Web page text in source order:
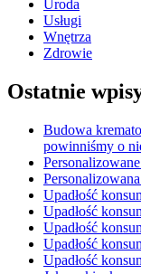
Uroda
Usługi
Wnętrza
Zdrowie
Ostatnie
Budowa
powinniśmy o
Upadłość
Upadłość
Upadłość
Upadłość
Upadłość